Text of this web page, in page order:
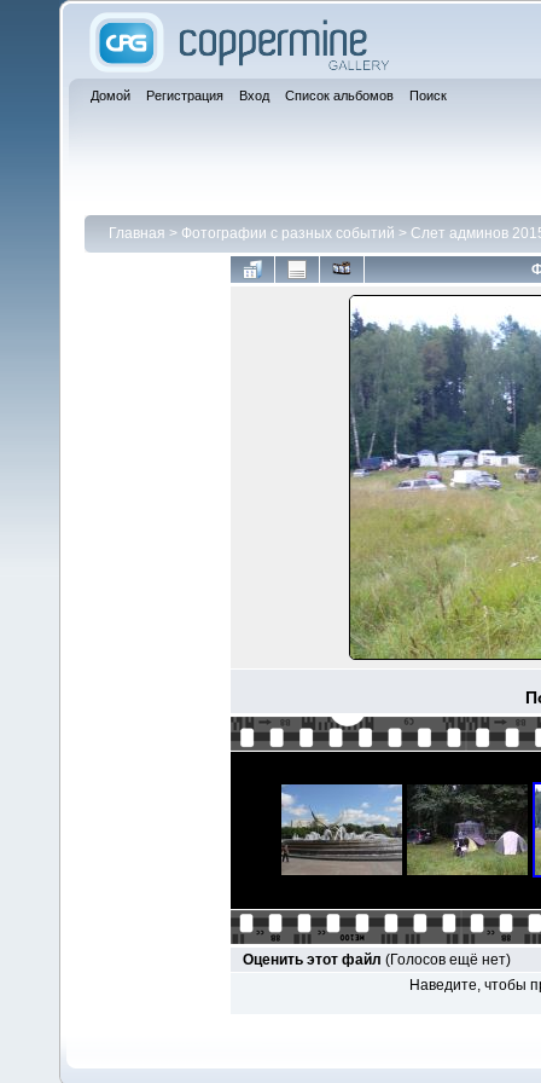
Домой Регистрация Вход Список альбомов Поиск
Главная > Фотографии с разных событий > Слет админов
Оценить этот файл (Голосов ещё нет)
Наведите, чтобы